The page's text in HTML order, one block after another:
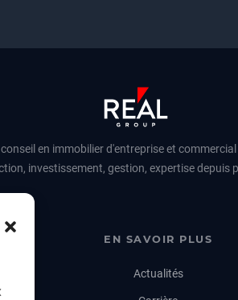
en immobilier d'entreprise et
investissement, gestion, expertise depuis
EN SAVOIR PLUS
Actualités